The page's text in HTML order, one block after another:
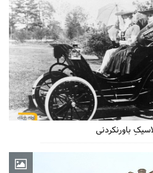
باورنکردنی